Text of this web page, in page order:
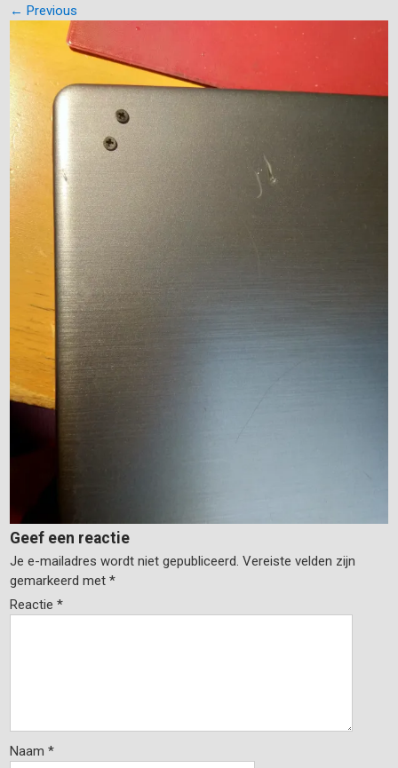
← Previous
Geef een reactie
Je e-mailadres wordt niet gepubliceerd. Vereiste velden zijn
gemarkeerd met*
Reactie*
Naam*